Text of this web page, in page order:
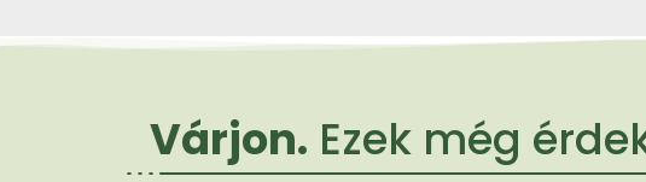
Várjon. Ezek még